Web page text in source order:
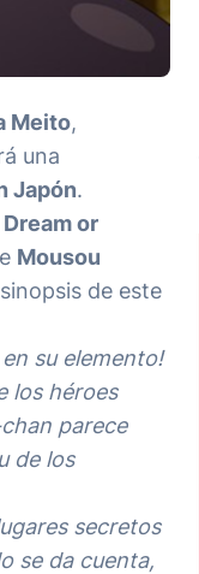
Meito,
una
Japón.
or
Mousou
de este
su elemento!
los héroes
parece
de los
secretos
se da cuenta,